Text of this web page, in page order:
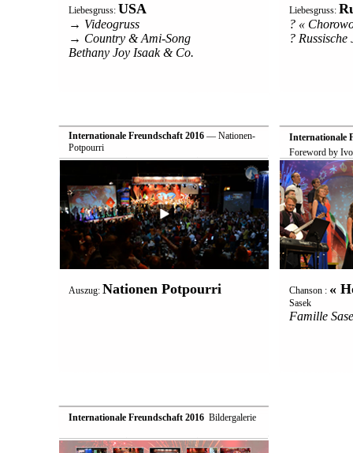
Liebesgruss: USA
→ Videogruss
→ Country & Ami-Song
Bethany Joy Isaak & Co.
Liebesgruss:
? «
?
Internationale Freundschaft 2016— Nationen-
Potpourri
Auszug: Nationen Potpourri
Internationale
Foreword by
Chanson : «
Sasek
Famille
Internationale Freundschaft 2016 Bildergalerie